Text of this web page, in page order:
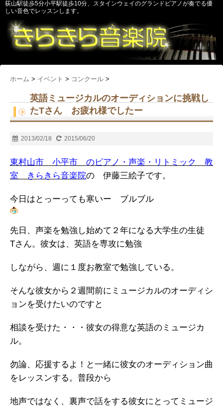
荻山駅徒歩5分小平駅徒歩10分、スタインウェイのグランドピアノが奏でる優
しい音色でレッスンします。
ホーム > イベント > コンクール >
英語ミュージカルのオーディションに挑戦し
たTさん お疲れ様でしたー
2013/02/18 2015/06/20
東村山市 小平市 のピアノ・声楽・リトミック 教
室 きらきら音楽院の 伊藤三絵子です。
今日はとっーっても寒いー ブルブル
先日、声楽を勉強し始めて２年になる大学生の生徒
Tさん。彼女は、英語を専攻に勉強
しながら、週に１度お教室で勉強している。
そんな彼女から２週間前にミュージカルのオーディシ
ョンを受けたいのですと
相談を受けた・・・彼女の得意な英語のミュージカ
ル。
勿論、応援するよ！と一緒に彼女のオーディション曲
をレッスンする。普段から
地声ではなく、裏声で話をする彼女にとってミュージ